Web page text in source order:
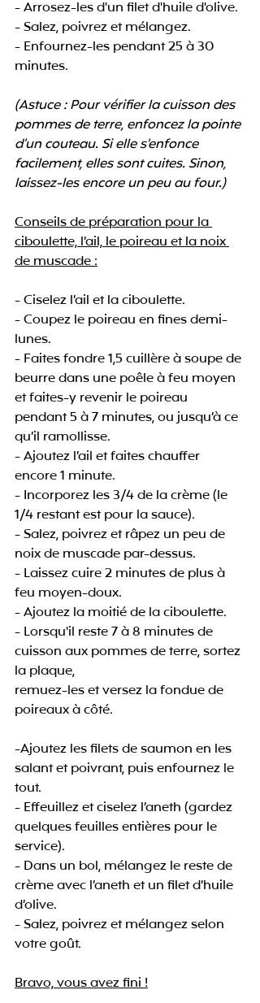
- Arrosez-les d'un filet d'huile d'olive.
- Salez, poivrez et mélangez.
- Enfournez-les pendant 25 à 30
minutes.
(Astuce : Pour vérifier la cuisson des
pommes de terre, enfoncez la pointe
d’un couteau. Si elle s'enfonce
facilement, elles sont cuites. Sinon,
laissez-les encore un peu au four.)
Conseils de préparation pour la
ciboulette, l’ail, le poireau et la noix
de muscade :
- Ciselez l’ail et la ciboulette.
- Coupez le poireau en fines demi-
lunes.
- Faites fondre 1,5 cuillère à soupe de
beurre dans une poêle à feu moyen
et faites-y revenir le poireau
pendant 5 à 7 minutes, ou jusqu’à ce
qu’il ramollisse.
- Ajoutez l’ail et faites chauffer
encore 1 minute.
- Incorporez les 3/4 de la crème (le
1/4 restant est pour la sauce).
- Salez, poivrez et râpez un peu de
noix de muscade par-dessus.
- Laissez cuire 2 minutes de plus à
feu moyen-doux.
- Ajoutez la moitié de la ciboulette.
- Lorsqu'il reste 7 à 8 minutes de
cuisson aux pommes de terre, sortez
la plaque,
remuez-les et versez la fondue de
poireaux à côté.
-Ajoutez les filets de saumon en les
salant et poivrant, puis enfournez le
tout.
- Effeuillez et ciselez l’aneth (gardez
quelques feuilles entières pour le
service).
- Dans un bol, mélangez le reste de
crème avec l’aneth et un filet d’huile
d’olive.
- Salez, poivrez et mélangez selon
votre goût.
Bravo, vous avez fini !